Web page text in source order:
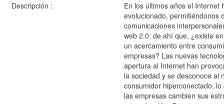
Descripción :
En los últimos años el Internet
evolucionado, permitiéndonos
comunicaciones
web 2.0; de ahí que, ¿existe
un acercamiento entre
empresas? Las nuevas
apertura al Internet han
la sociedad y se desconoce al
consumidor hiperconectado,
las empresas cambien sus